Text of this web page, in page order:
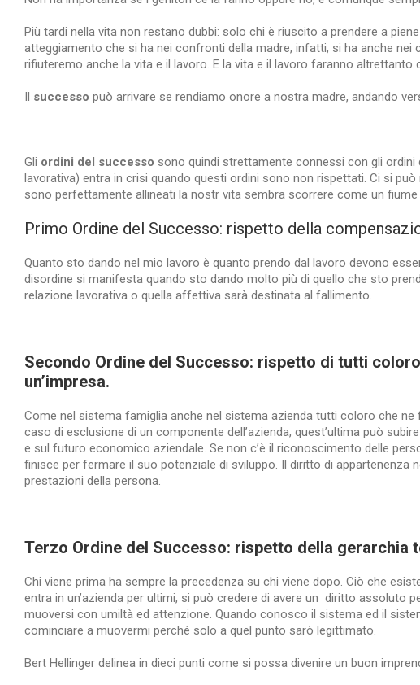
Più tardi nella vita non restano dubbi: solo chi è riuscito a prendere a
atteggiamento che si ha nei confronti della madre, infatti, si ha anche
rifiuteremo anche la vita e il lavoro. E la vita e il lavoro faranno altrettanto
Il successo può arrivare se rendiamo onore a nostra madre, andando
Gli ordini del successo sono quindi strettamente connessi con gli
lavorativa) entra in crisi quando questi ordini sono non rispettati. Ci si
sono perfettamente allineati la nostr vita sembra scorrere come un fiume
Primo Ordine del Successo: rispetto della
Quanto sto dando nel mio lavoro è quanto prendo dal lavoro devono
disordine si manifesta quando sto dando molto più di quello che sto
relazione lavorativa o quella affettiva sarà destinata al fallimento.
Secondo Ordine del Successo: rispetto di tutti
un’impresa.
Come nel sistema famiglia anche nel sistema azienda tutti coloro che
caso di esclusione di un componente dell’azienda, quest’ultima può
e sul futuro economico aziendale. Se non c’è il riconoscimento delle
finisce per fermare il suo potenziale di sviluppo. Il diritto di appartenenza
prestazioni della persona.
Terzo Ordine del Successo: rispetto della gerarchia
Chi viene prima ha sempre la precedenza su chi viene dopo. Ciò che
entra in un’azienda per ultimi, si può credere di avere un diritto assoluto
muoversi con umiltà ed attenzione. Quando conosco il sistema ed il
cominciare a muovermi perché solo a quel punto sarò legittimato.
Bert Hellinger delinea in dieci punti come si possa divenire un buon